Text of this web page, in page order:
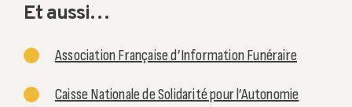
Et aussi…
Association Française d’Information Funéraire
Caisse Nationale de Solidarité pour l’Autonomie